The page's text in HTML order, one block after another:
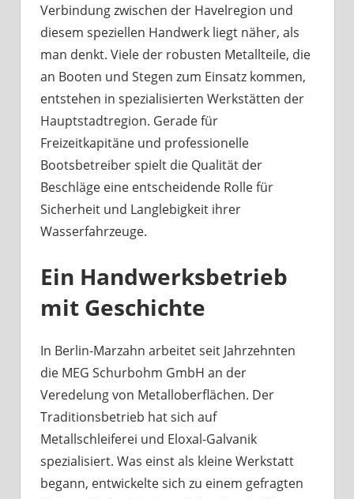
Verbindung zwischen der Havelregion und
diesem speziellen Handwerk liegt näher, als
man denkt. Viele der robusten Metallteile, die
an Booten und Stegen zum Einsatz kommen,
entstehen in spezialisierten Werkstätten der
Hauptstadtregion. Gerade für
Freizeitkapitäne und professionelle
Bootsbetreiber spielt die Qualität der
Beschläge eine entscheidende Rolle für
Sicherheit und Langlebigkeit ihrer
Wasserfahrzeuge.
Ein Handwerksbetrieb
mit Geschichte
In Berlin-Marzahn arbeitet seit Jahrzehnten
die MEG Schurbohm GmbH an der
Veredelung von Metalloberflächen. Der
Traditionsbetrieb hat sich auf
Metallschleiferei und Eloxal-Galvanik
spezialisiert. Was einst als kleine Werkstatt
begann, entwickelte sich zu einem gefragten